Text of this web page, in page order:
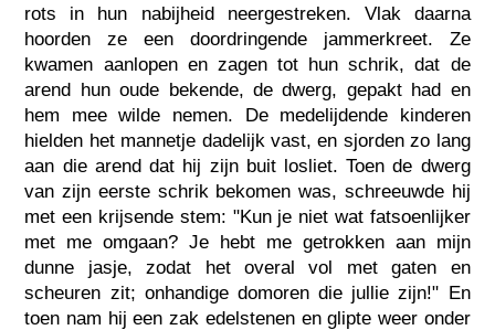
rots in hun nabijheid neergestreken. Vlak daarna
hoorden ze een doordringende jammerkreet. Ze
kwamen aanlopen en zagen tot hun schrik, dat de
arend hun oude bekende, de dwerg, gepakt had en
hem mee wilde nemen. De medelijdende kinderen
hielden het mannetje dadelijk vast, en sjorden zo lang
aan die arend dat hij zijn buit losliet. Toen de dwerg
van zijn eerste schrik bekomen was, schreeuwde hij
met een krijsende stem: "Kun je niet wat fatsoenlijker
met me omgaan? Je hebt me getrokken aan mijn
dunne jasje, zodat het overal vol met gaten en
scheuren zit; onhandige domoren die jullie zijn!" En
toen nam hij een zak edelstenen en glipte weer onder